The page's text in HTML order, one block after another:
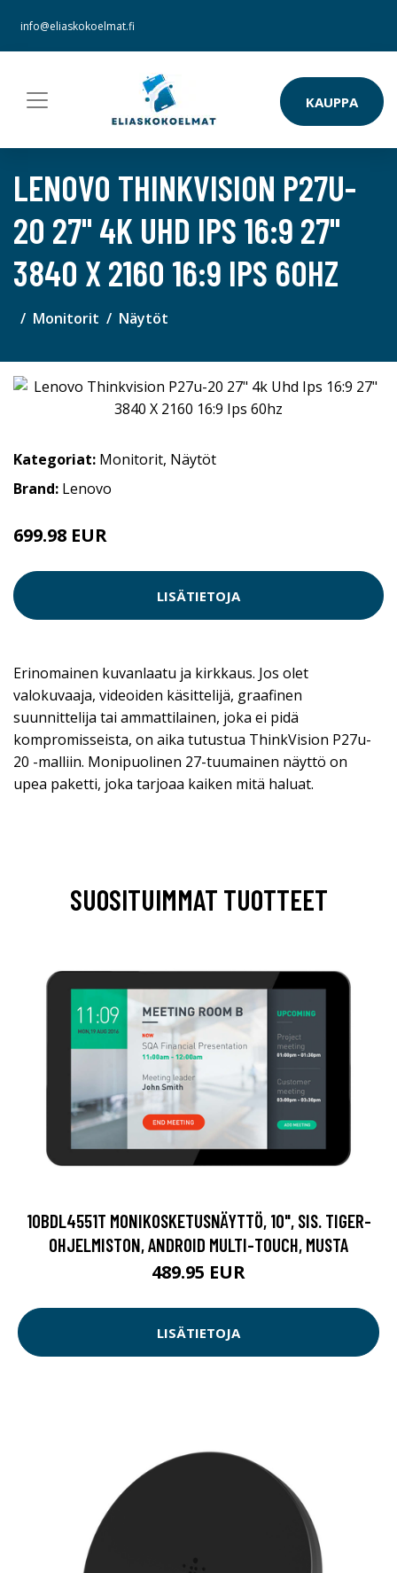
info@eliaskokoelmat.fi
KAUPPA
LENOVO THINKVISION P27U-
20 27" 4K UHD IPS 16:9 27"
3840 X 2160 16:9 IPS 60HZ
Monitorit Näytöt
Kategoriat: Monitorit, Näytöt
Brand: Lenovo
699.98 EUR
LISÄTIETOJA
Erinomainen kuvanlaatu ja kirkkaus. Jos olet
valokuvaaja, videoiden käsittelijä, graafinen
suunnittelija tai ammattilainen, joka ei pidä
kompromisseista, on aika tutustua ThinkVision P27u-
20 -malliin. Monipuolinen 27-tuumainen näyttö on
upea paketti, joka tarjoaa kaiken mitä haluat.
SUOSITUIMMAT TUOTTEET
10BDL4551T MONIKOSKETUSNÄYTTÖ, 10", SIS. TIGER-
OHJELMISTON, ANDROID MULTI-TOUCH, MUSTA
489.95 EUR
LISÄTIETOJA